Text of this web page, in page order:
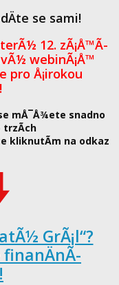
se sami!
12. zÃ¡Å™Ã­
webinÃ¡Å™
pro Å¡irokou
mÅ¯Å¾ete snadno
trzÃ­ch
kliknutÃ­m na odkaz
GrÃ¡l“?
finanÄnÃ­